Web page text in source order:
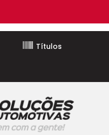
Títulos